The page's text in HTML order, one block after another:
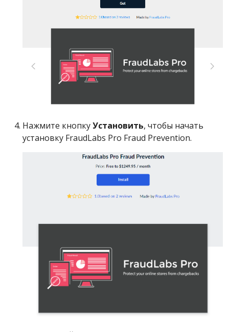
Нажмите кнопкуУстановить, чтобы начать
установку FraudLabs Pro Fraud Prevention.